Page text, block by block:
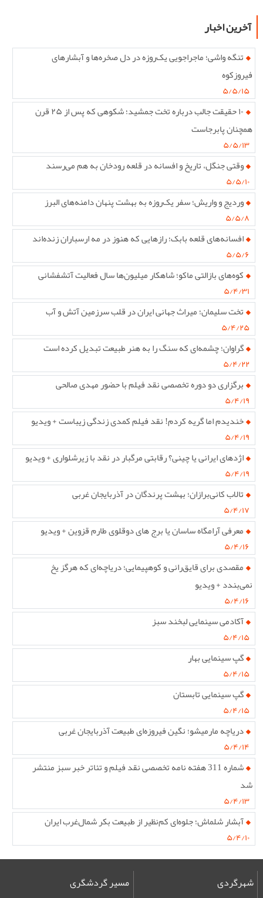
آخرین اخبار
تنگه واشی؛ ماجراجویی یک‌روزه در دل صخره‌ها و آبشارهای
فیروزکوه
۵/۵/۱۵
۱۰ حقیقت جالب درباره تخت جمشید؛ شکوهی که پس از ۲۵ قرن
همچنان پابرجاست
۵/۵/۱۳
وقتی جنگل، تاریخ و افسانه در قلعه رودخان به هم می‌رسند
۵/۵/۱۰
وردیج و واریش؛ سفر یک‌روزه به بهشت پنهان دامنه‌های البرز
۵/۵/۸
افسانه‌های قلعه بابک؛ رازهایی که هنوز در مه ارسباران زنده‌اند
۵/۵/۶
کوه‌های بازالتی ماکو؛ شاهکار میلیون‌ها سال فعالیت آتشفشانی
۵/۴/۳۱
تخت سلیمان؛ میراث جهانی ایران در قلب سرزمین آتش و آب
۵/۴/۲۵
گراوان؛ چشمه‌ای که سنگ را به هنر طبیعت تبدیل کرده است
۵/۴/۲۲
برگزاری دو دوره تخصصی نقد فیلم با حضور مهدی صالحی
۵/۴/۱۹
خندیدم اما گریه کردم! نقد فیلم کمدی زندگی زیباست + ویدیو
۵/۴/۱۹
اژدهای ایرانی یا چینی؟ رقابتی مرگبار در نقد با زیرشلواری + ویدیو
۵/۴/۱۹
تالاب کانی‌برازان؛ بهشت پرندگان در آذربایجان غربی
۵/۴/۱۷
معرفی آرامگاه ساسان یا برج های دوقلوی طارم قزوین + ویدیو
۵/۴/۱۶
مقصدی برای قایق‌رانی و کوهپیمایی؛ دریاچه‌ای که هرگز یخ
نمی‌بندد + ویدیو
۵/۴/۱۶
آکادمی سینمایی لبخند سبز
۵/۴/۱۵
گپ سینمایی بهار
۵/۴/۱۵
گپ سینمایی تابستان
۵/۴/۱۵
دریاچه مارمیشو؛ نگین فیروزه‌ای طبیعت آذربایجان غربی
۵/۴/۱۴
شماره 311 هفته نامه تخصصی نقد فیلم و تئاتر خبر سبز منتشر
شد
۵/۴/۱۳
آبشار شلماش؛ جلوه‌ای کم‌نظیر از طبیعت بکر شمال‌غرب ایران
۵/۴/۱۰
شهرگردی
مسیر گردشگری